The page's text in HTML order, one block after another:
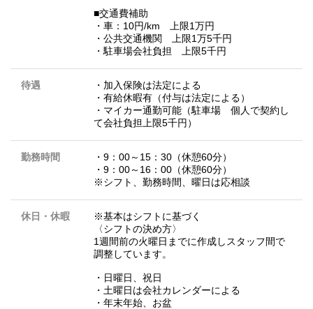
■交通費補助
・車：10円/km 上限1万円
・公共交通機関 上限1万5千円
・駐車場会社負担 上限5千円
待遇
・加入保険は法定による
・有給休暇有（付与は法定による）
・マイカー通勤可能（駐車場 個人で契約し
て会社負担上限5千円）
勤務時間
・9：00～15：30（休憩60分）
・9：00～16：00（休憩60分）
※シフト、勤務時間、曜日は応相談
休日・休暇
※基本はシフトに基づく
〈シフトの決め方〉
1週間前の火曜日までに作成しスタッフ間で
調整しています。
・日曜日、祝日
・土曜日は会社カレンダーによる
・年末年始、お盆